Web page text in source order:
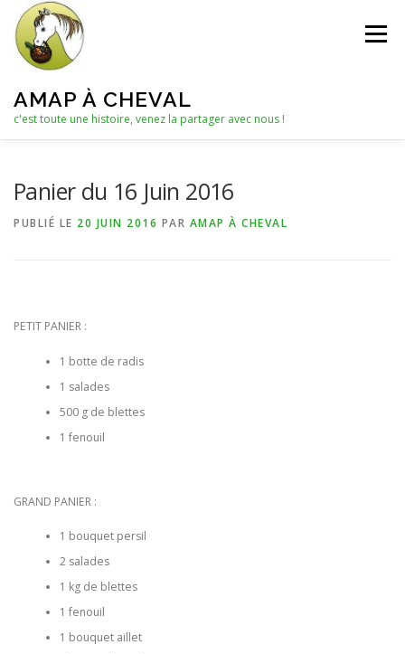
contenu
AMAP À CHEVAL
c'est toute une histoire, venez la partager avec nous !
Menu
BULLETIN D’ADHÉSION ET CONTRATS
Panier du 16 Juin 2016
PUBLIÉ LE 20 JUIN 2016 PAR AMAP À CHEVAL
PETIT PANIER :
1 botte de radis
1 salades
500 g de blettes
1 fenouil
GRAND PANIER :
1 bouquet persil
2 salades
1 kg de blettes
1 fenouil
1 bouquet aillet